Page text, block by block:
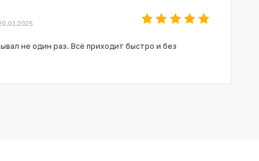
не один раз. Всё приходит быстро и без